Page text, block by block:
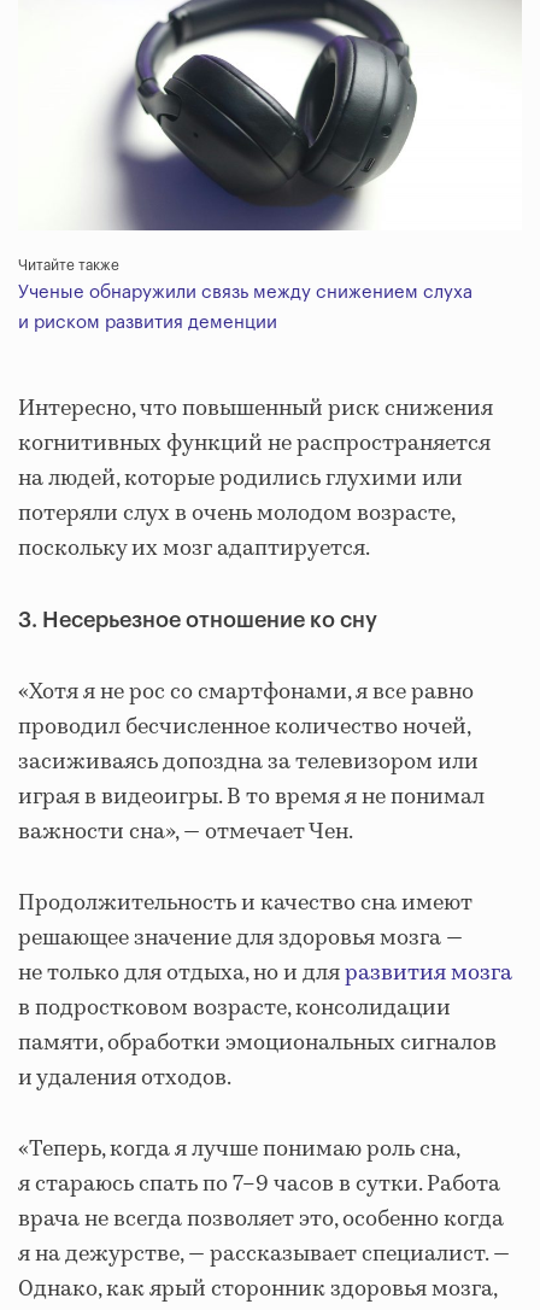
Читайте также
Ученые обнаружили связь между снижением слуха
и риском развития деменции
Интересно, что повышенный риск снижения
когнитивных функций не распространяется
на людей, которые родились глухими или
потеряли слух в очень молодом возрасте,
поскольку их мозг адаптируется.
3. Несерьезное отношение ко сну
«Хотя я не рос со смартфонами, я все равно
проводил бесчисленное количество ночей,
засиживаясь допоздна за телевизором или
играя в видеоигры. В то время я не понимал
важности сна», — отмечает Чен.
Продолжительность и качество сна имеют
решающее значение для здоровья мозга —
не только для отдыха, но и дляразвития мозга
в подростковом возрасте, консолидации
памяти, обработки эмоциональных сигналов
и удаления отходов.
«Теперь, когда я лучше понимаю роль сна,
я стараюсь спать по 7–9 часов в сутки. Работа
врача не всегда позволяет это, особенно когда
я на дежурстве, — рассказывает специалист. —
Однако, как ярый сторонник здоровья мозга,